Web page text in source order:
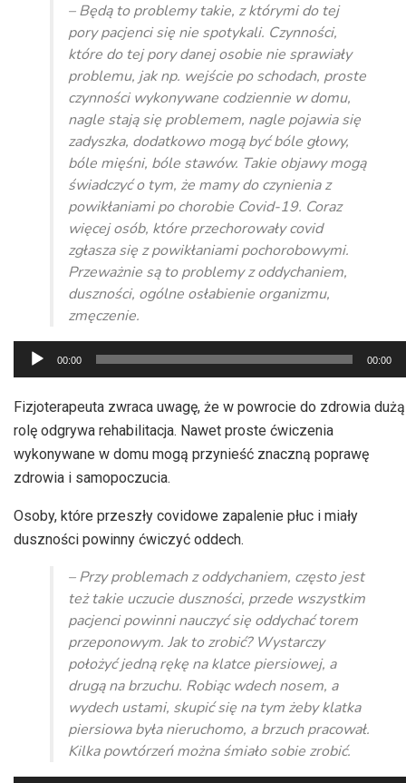
– Będą to problemy takie, z którymi do tej
pory pacjenci się nie spotykali. Czynności,
które do tej pory danej osobie nie sprawiały
problemu, jak np. wejście po schodach, proste
czynności wykonywane codziennie w domu,
nagle stają się problemem, nagle pojawia się
zadyszka, dodatkowo mogą być bóle głowy,
bóle mięśni, bóle stawów. Takie objawy mogą
świadczyć o tym, że mamy do czynienia z
powikłaniami po chorobie Covid-19. Coraz
więcej osób, które przechorowały covid
zgłasza się z powikłaniami pochorobowymi.
Przeważnie są to problemy z oddychaniem,
duszności, ogólne osłabienie organizmu,
zmęczenie.
Odtwarzacz
plików
dźwiękowych
00:00 00:00
Fizjoterapeuta zwraca uwagę, że w powrocie do zdrowia dużą
rolę odgrywa rehabilitacja. Nawet proste ćwiczenia
wykonywane w domu mogą przynieść znaczną poprawę
zdrowia i samopoczucia.
Osoby, które przeszły covidowe zapalenie płuc i miały
duszności powinny ćwiczyć oddech.
– Przy problemach z oddychaniem, często jest
też takie uczucie duszności, przede wszystkim
pacjenci powinni nauczyć się oddychać torem
przeponowym. Jak to zrobić? Wystarczy
położyć jedną rękę na klatce piersiowej, a
drugą na brzuchu. Robiąc wdech nosem, a
wydech ustami, skupić się na tym żeby klatka
piersiowa była nieruchomo, a brzuch pracował.
Kilka powtórzeń można śmiało sobie zrobić.